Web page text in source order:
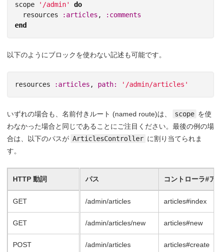
scope '/admin'
do
resources
:articles ,
:comments
end
以下のようにブロックを使わない記述も可能です。
resources :articles , path: '/admin/articles'
いずれの場合も、名前付きルート (named route)は、 scope を使
わなかった場合と同じであることにご注目ください。最後の例の場
合は、以下のパスが ArticlesController に割り当てられま
す。
パス コントローラ#ア
/admin/articles articles#index
/admin/articles/new articles#new
/admin/articles articles#create
HTTP 動詞
GET
GET
POST